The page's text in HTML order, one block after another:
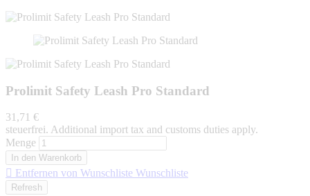
Prolimit Safety Leash Pro Standard
31,71 €
steuerfrei. Additional import tax and customs duties apply.
Menge
In den Warenkorb
 Entfernen von Wunschliste Wunschliste